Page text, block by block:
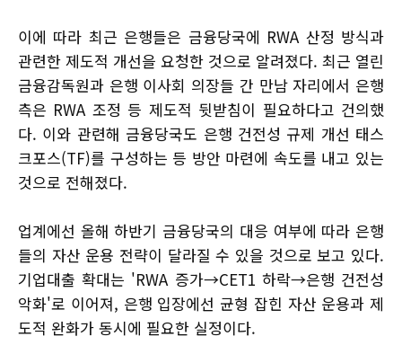
이에 따라 최근 은행들은 금융당국에 RWA 산정 방식과
관련한 제도적 개선을 요청한 것으로 알려졌다. 최근 열린
금융감독원과 은행 이사회 의장들 간 만남 자리에서 은행
측은 RWA 조정 등 제도적 뒷받침이 필요하다고 건의했
다. 이와 관련해 금융당국도 은행 건전성 규제 개선 태스
크포스(TF)를 구성하는 등 방안 마련에 속도를 내고 있는
것으로 전해졌다.
업계에선 올해 하반기 금융당국의 대응 여부에 따라 은행
들의 자산 운용 전략이 달라질 수 있을 것으로 보고 있다.
기업대출 확대는 'RWA 증가→CET1 하락→은행 건전성
악화'로 이어져, 은행 입장에선 균형 잡힌 자산 운용과 제
도적 완화가 동시에 필요한 실정이다.